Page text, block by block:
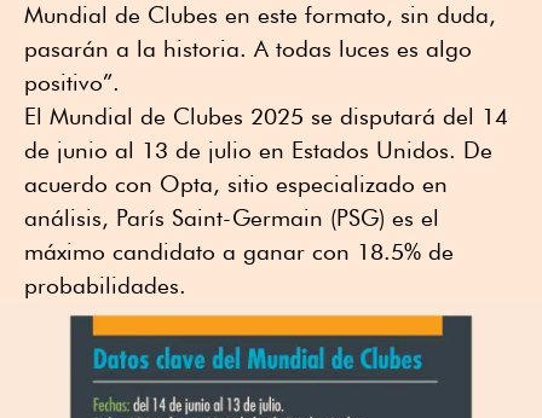
Mundial de Clubes en este formato, sin duda,
pasarán a la historia. A todas luces es algo
positivo”.
El Mundial de Clubes 2025 se disputará del 14
de junio al 13 de julio en Estados Unidos. De
acuerdo con Opta, sitio especializado en
análisis, París Saint-Germain (PSG) es el
máximo candidato a ganar con 18.5% de
probabilidades.